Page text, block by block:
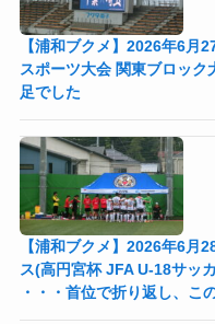
【浦和ブクメ】2026年6月
スポーツ大会 関東ブロッ
足でした
【浦和ブクメ】2026年6月
ス(高円宮杯 JFA U-18サッ
・・・首位で折り返し、こ